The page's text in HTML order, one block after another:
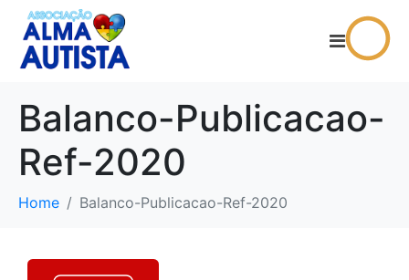
Balanco-Publicacao-
Ref-2020
Home Balanco-Publicacao-Ref-2020